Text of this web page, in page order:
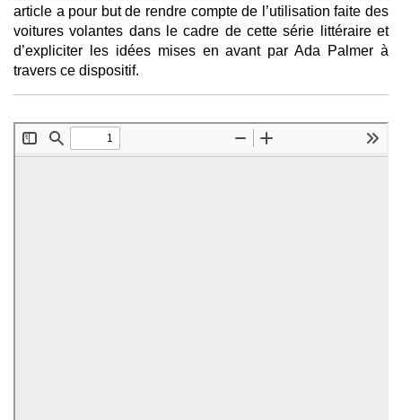
article a pour but de rendre compte de l’utilisation faite des
voitures volantes dans le cadre de cette série littéraire et
d’expliciter les idées mises en avant par Ada Palmer à
travers ce dispositif.